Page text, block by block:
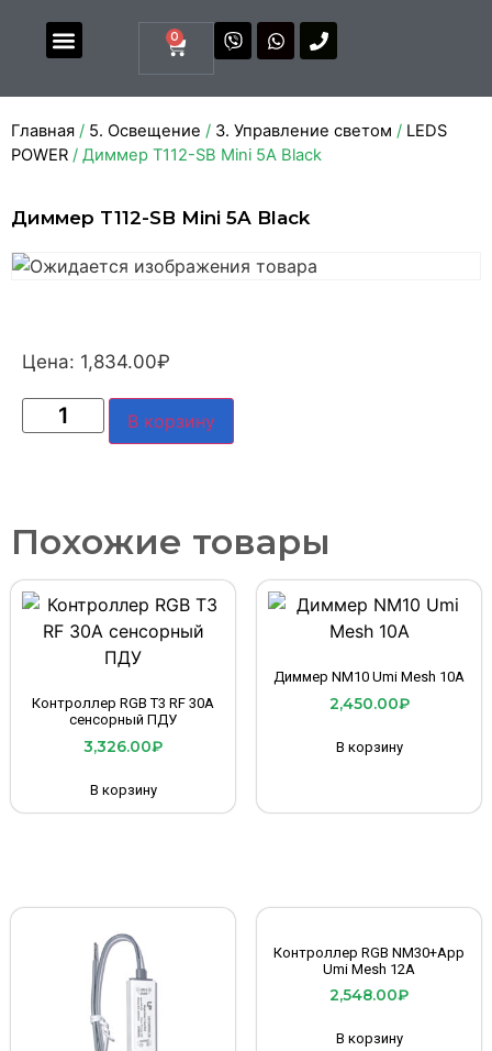
0
Главная / 5. Освещение / 3. Управление светом / LEDS
POWER / Диммер T112-SB Mini 5A Black
Диммер T112-SB Mini 5A Black
Цена: 1,834.00₽
В корзину
Похожие товары
Контроллер RGB T3 RF 30A
сенсорный ПДУ
3,326.00₽
В корзину
Диммер NM10 Umi Mesh 10A
2,450.00₽
В корзину
Контроллер RGB NM30+App
Umi Mesh 12A
2,548.00₽
В корзину